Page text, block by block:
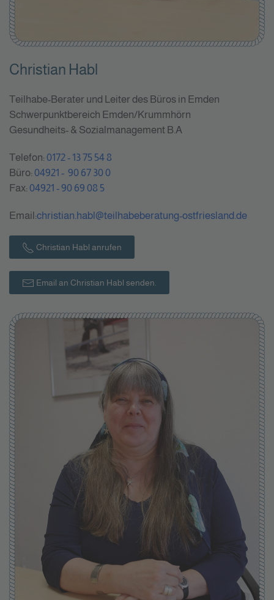
Christian Habl
Teilhabe-Berater und Leiter des Büros in Emden
Schwerpunktbereich Emden/Krummhörn
Gesundheits- & Sozialmanagement B.A
Telefon: 0172 - 13 75 54 8
Büro: 04921 - 90 67 30 0
Fax: 04921 - 90 69 08 5
Email:christian.habl@teilhabeberatung-ostfriesland.de
Christian Habl anrufen
Email an Christian Habl senden.